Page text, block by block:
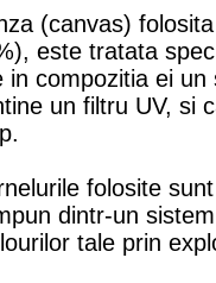
(canvas)
este tratata
in compozitia ei
un filtru UV, si
folosite
dintr-un
tale prin